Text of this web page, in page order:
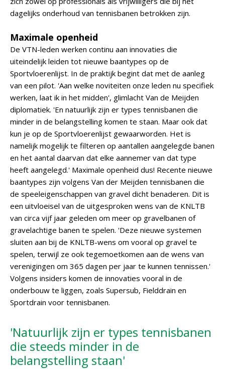
dagelijks onderhoud van tennisbanen betrokken zijn.
Maximale openheid
De VTN-leden werken continu aan innovaties die
uiteindelijk leiden tot nieuwe baantypes op de
Sportvloerenlijst. In de praktijk begint dat met de aanleg
van een pilot. 'Aan welke noviteiten onze leden nu specifiek
werken, laat ik in het midden', glimlacht Van de Meijden
diplomatiek. 'En natuurlijk zijn er types tennisbanen die
minder in de belangstelling komen te staan. Maar ook dat
kun je op de Sportvloerenlijst gewaarworden. Het is
namelijk mogelijk te filteren op aantallen aangelegde banen
en het aantal daarvan dat elke aannemer van dat type
heeft aangelegd.' Maximale openheid dus! Recente nieuwe
baantypes zijn volgens Van der Meijden tennisbanen die
de speeleigenschappen van gravel dicht benaderen. Dit is
een uitvloeisel van de uitgesproken wens van de KNLTB
van circa vijf jaar geleden om meer op gravelbanen of
gravelachtige banen te spelen. 'Deze nieuwe systemen
sluiten aan bij de KNLTB-wens om vooral op gravel te
spelen, terwijl ze ook tegemoetkomen aan de wens van
verenigingen om 365 dagen per jaar te kunnen tennissen.'
Volgens insiders komen de innovaties vooral in de
onderbouw te liggen, zoals Supersub, Fielddrain en
Sportdrain voor tennisbanen.
'Natuurlijk zijn er types tennisbanen
die steeds minder in de
belangstelling staan'